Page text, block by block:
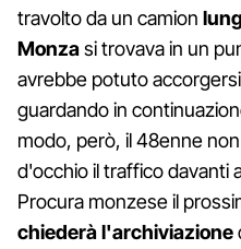
travolto da un camion
Monzasi trovava in un
avrebbe potuto
guardando in
modo, però, il 48enne
d'occhio il traffico davanti
Procura monzese il
chiederà l'archiviazione